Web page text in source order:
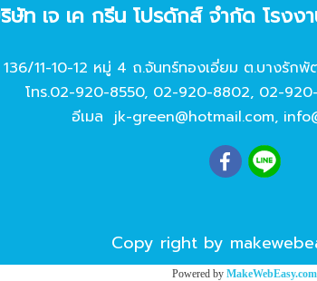
ษัท เจ เค กรีน โปรดักส์ จํากัด โรง
11-10-12 หมู่ 4 ถ.จันทร์ทองเอี่ยม ต.บางรักพั
โทร.02-920-8550, 02-920-8802, 02-
อีเมล jk-green@hotmail.com,
Copy right by
Powered by MakeWebEasy.com